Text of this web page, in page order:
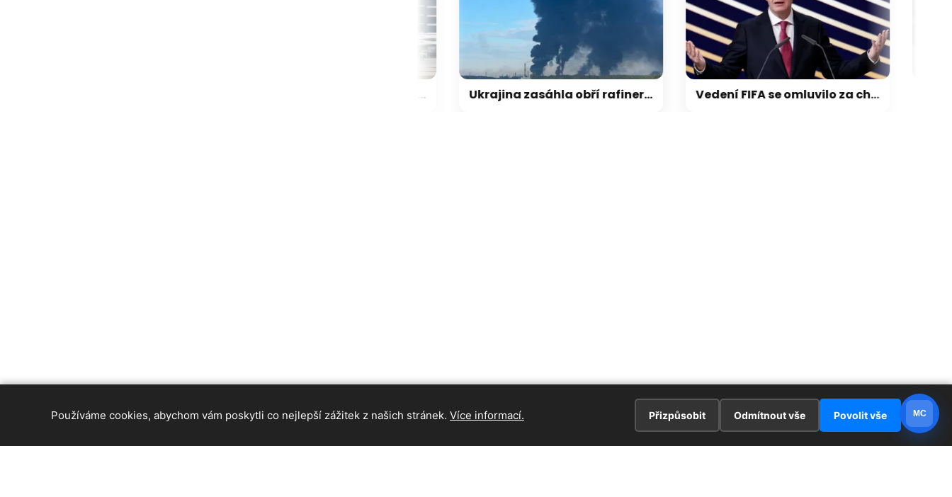
Ukrajina zasáhla obří rafinerii, Rusko cílilo na nádraží či autobus Vedení FIFA se omluvilo za chyby a podpořilo Infantina. UEFA trvá na bojkotu
Používáme cookies, abychom vám poskytli co nejlepší zážitek z našich stránek. Více informací. Přizpůsobit Odmítnout vše Povolit vše MC